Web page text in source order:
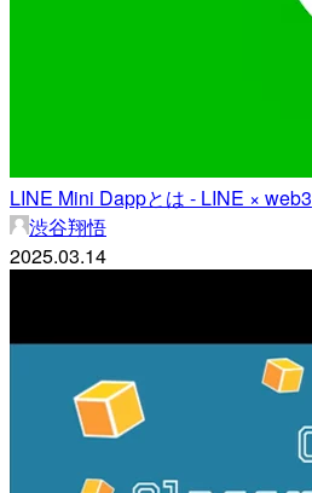
LINE Mini Dappとは - LINE × web3
渋谷翔悟
2025.03.14